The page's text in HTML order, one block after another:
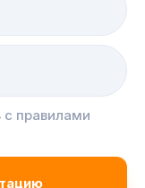
правилами